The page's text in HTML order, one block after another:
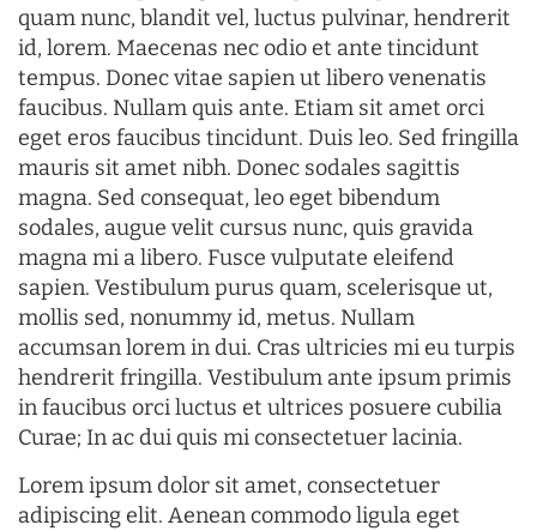
quam nunc, blandit vel, luctus pulvinar, hendrerit
id, lorem. Maecenas nec odio et ante tincidunt
tempus. Donec vitae sapien ut libero venenatis
faucibus. Nullam quis ante. Etiam sit amet orci
eget eros faucibus tincidunt. Duis leo. Sed fringilla
mauris sit amet nibh. Donec sodales sagittis
magna. Sed consequat, leo eget bibendum
sodales, augue velit cursus nunc, quis gravida
magna mi a libero. Fusce vulputate eleifend
sapien. Vestibulum purus quam, scelerisque ut,
mollis sed, nonummy id, metus. Nullam
accumsan lorem in dui. Cras ultricies mi eu turpis
hendrerit fringilla. Vestibulum ante ipsum primis
in faucibus orci luctus et ultrices posuere cubilia
Curae; In ac dui quis mi consectetuer lacinia.
Lorem ipsum dolor sit amet, consectetuer
adipiscing elit. Aenean commodo ligula eget